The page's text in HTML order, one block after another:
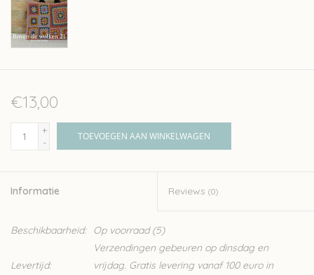
€13,00
+
-
TOEVOEGEN AAN WINKELWAGEN
Informatie Reviews (0)
Beschikbaarheid: Op voorraad(5)
Levertijd:
Verzendingen gebeuren op dinsdag en
vrijdag. Gratis levering vanaf 100 euro in